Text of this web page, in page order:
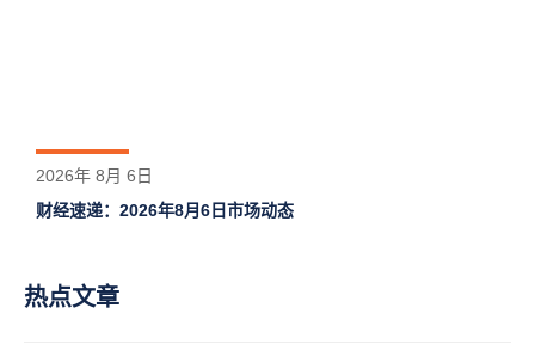
2026年 8月 6日
财经速递：2026年8月6日市场动态
热点文章